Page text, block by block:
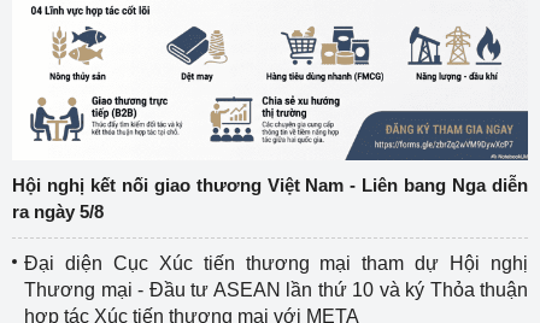
Hội nghị kết nối giao thương Việt Nam - Liên bang Nga diễn
ra ngày 5/8
Đại diện Cục Xúc tiến thương mại tham dự Hội nghị
Thương mại - Đầu tư ASEAN lần thứ 10 và ký Thỏa thuận
hợp tác Xúc tiến thương mại với META